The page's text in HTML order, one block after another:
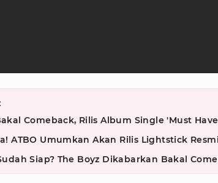
Comeback, Rilis Album Single 'Must
ATBO Umumkan Akan Rilis Lightstick Resmi
Siap? The Boyz Dikabarkan Bakal